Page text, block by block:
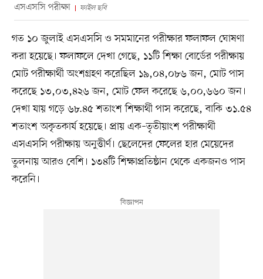
এসএসসি পরীক্ষা ফাইল ছবি
গত ১০ জুলাই এসএসসি ও সমমানের পরীক্ষার ফলাফল ঘোষণা
করা হয়েছে। ফলাফলে দেখা গেছে, ১১টি শিক্ষা বোর্ডের পরীক্ষায়
মোট পরীক্ষার্থী অংশগ্রহণ করেছিল ১৯,০৪,০৮৬ জন, মোট পাস
করেছে ১৩,০৩,৪২৬ জন, মোট ফেল করেছে ৬,০০,৬৬০ জন।
দেখা যায় গড়ে ৬৮.৪৫ শতাংশ শিক্ষার্থী পাস করেছে, বাকি ৩১.৫৪
শতাংশ অকৃতকার্য হয়েছে। প্রায় এক–তৃতীয়াংশ পরীক্ষার্থী
এসএসসি পরীক্ষায় অনুত্তীর্ণ। ছেলেদের ফেলের হার মেয়েদের
তুলনায় আরও বেশি। ১৩৪টি শিক্ষাপ্রতিষ্ঠান থেকে একজনও পাস
করেনি।